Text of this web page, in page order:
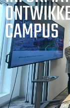
CAMPUS